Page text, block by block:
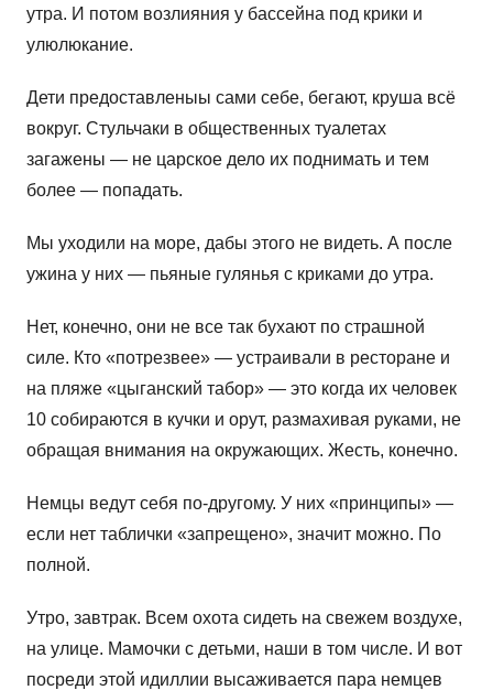
утра. И потом возлияния у бассейна под крики и
улюлюкание.
Дети предоставленыы сами себе, бегают, круша всё
вокруг. Стульчаки в общественных туалетах
загажены — не царское дело их поднимать и тем
более — попадать.
Мы уходили на море, дабы этого не видеть. А после
ужина у них — пьяные гулянья с криками до утра.
Нет, конечно, они не все так бухают по страшной
силе. Кто «потрезвее» — устраивали в ресторане и
на пляже «цыганский табор» — это когда их человек
10 собираются в кучки и орут, размахивая руками, не
обращая внимания на окружающих. Жесть, конечно.
Немцы ведут себя по-другому. У них «принципы» —
если нет таблички «запрещено», значит можно. По
полной.
Утро, завтрак. Всем охота сидеть на свежем воздухе,
на улице. Мамочки с детьми, наши в том числе. И вот
посреди этой идиллии высаживается пара немцев